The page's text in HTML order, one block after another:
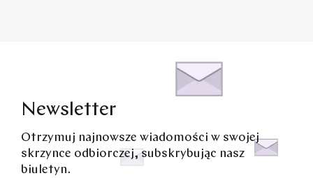
Newsletter
Otrzymuj najnowsze wiadomości w swojej
skrzynce odbiorczej, subskrybując nasz
biuletyn.